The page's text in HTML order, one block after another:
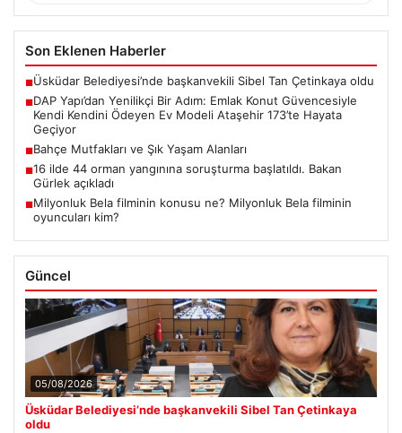
Son Eklenen Haberler
■Üsküdar Belediyesi’nde başkanvekili Sibel Tan Çetinkaya oldu
■DAP Yapı’dan Yenilikçi Bir Adım: Emlak Konut Güvencesiyle
Kendi Kendini Ödeyen Ev Modeli Ataşehir 173’te Hayata
Geçiyor
■Bahçe Mutfakları ve Şık Yaşam Alanları
■16 ilde 44 orman yangınına soruşturma başlatıldı. Bakan
Gürlek açıkladı
■Milyonluk Bela filminin konusu ne? Milyonluk Bela filminin
oyuncuları kim?
Güncel
05/08/2026
Üsküdar Belediyesi’nde başkanvekili Sibel Tan Çetinkaya
oldu